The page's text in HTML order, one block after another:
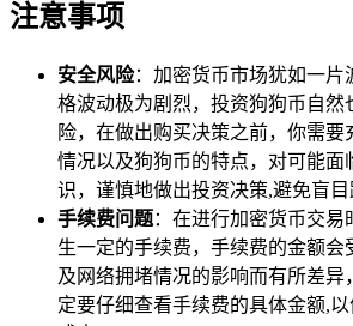
注意事项
安全风险：加密货币市场犹如一片
格波动极为剧烈，投资狗狗币自然
险，在做出购买决策之前，你需
情况以及狗狗币的特点，对可能面
识，谨慎地做出投资决策,避免盲目
手续费问题：在进行加密货币交易
生一定的手续费，手续费的金额会
及网络拥堵情况的影响而有所差异
定要仔细查看手续费的具体金额,